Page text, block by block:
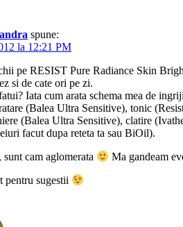
spune:
la 12:21 PM
pe RESIST Pure Radiance Skin
si de cate ori pe zi.
Iata cum arata schema mea de
(Balea Ultra Sensitive), tonic
(Balea Ultra Sensitive), clatire
facut dupa reteta ta sau BiOil).
cam aglomerata Ma gandeam
pentru sugestii